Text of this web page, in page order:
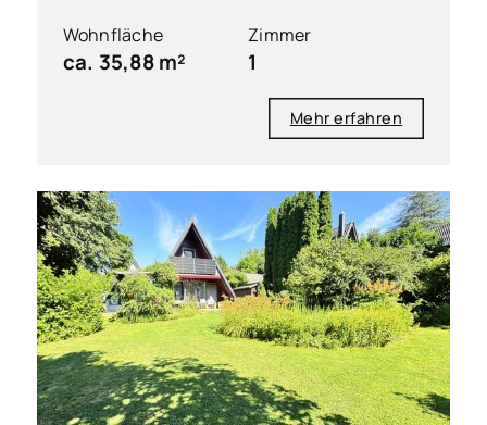
Wohnfläche
ca. 35,88 m²
Zimmer
1
Mehr erfahren